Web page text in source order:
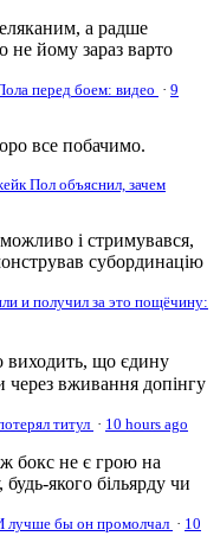
а радше
не йому зараз варто
перед боем: видео · 9
все побачимо.
Пол объяснил, зачем
і стримувався,
субординацію
и получил за это пощёчину:
виходить, що єдину
через вживання допінгу
титул · 10 hours ago
ж бокс не є грою на
будь-якого більярду чи
лучше бы он промолчал · 10